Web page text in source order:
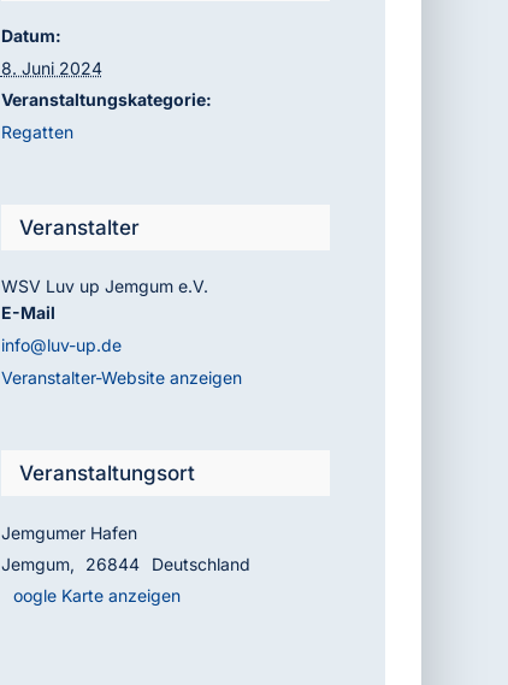
Datum:
8. Juni 2024
Veranstaltungskategorie:
Regatten
Veranstalter
WSV Luv up Jemgum e.V.
E-Mail
info@luv-up.de
Veranstalter-Website anzeigen
Veranstaltungsort
Jemgumer Hafen
Jemgum, 26844
Deutschland
Google Karte anzeigen